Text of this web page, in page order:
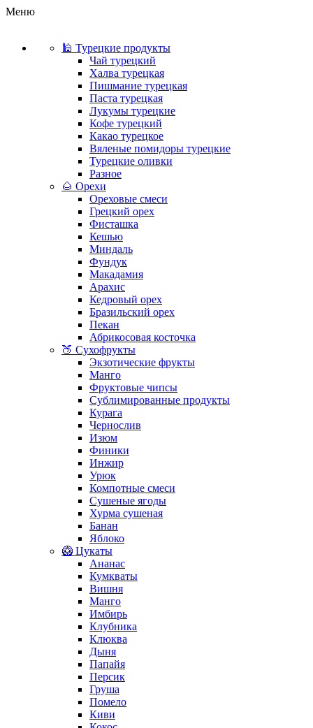
Меню
🕌 Турецкие продукты
Чай турецкий
Халва турецкая
Пишмание турецкая
Паста турецкая
Лукумы турецкие
Кофе турецкий
Какао турецкое
Вяленые помидоры турецкие
Турецкие оливки
Разное
🌰 Орехи
Ореховые смеси
Грецкий орех
Фисташка
Кешью
Миндаль
Фундук
Макадамия
Арахис
Кедровый орех
Бразильский орех
Пекан
Абрикосовая косточка
🍑 Сухофрукты
Экзотические фрукты
Манго
Фруктовые чипсы
Сублимированные продукты
Курага
Чернослив
Изюм
Финики
Инжир
Урюк
Компотные смеси
Сушеные ягоды
Хурма сушеная
Банан
Яблоко
🥝 Цукаты
Ананас
Кумкваты
Вишня
Манго
Имбирь
Клубника
Клюква
Дыня
Папайя
Персик
Груша
Помело
Киви